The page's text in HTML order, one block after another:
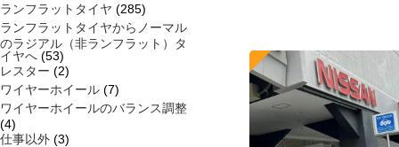
ランフラットタイヤ (285)
ランフラットタイヤからノーマル
のラジアル（非ランフラット）タ
イヤへ (53)
レスター (2)
ワイヤーホイール (7)
ワイヤーホイールのバランス調整
(4)
仕事以外 (3)